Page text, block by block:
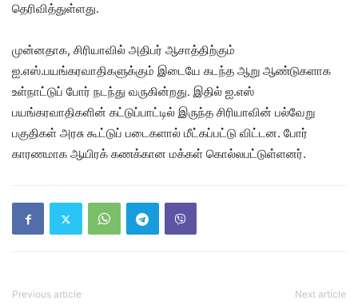
தெரிவித்துள்ளது.
முன்னதாக, சிரியாவில் அதிபர் ஆசாத்திற்கும்
ஐ.எஸ்.பயங்கரவாதிகளுக்கும் இடையே கடந்த ஆறு ஆண்டுகளாக
உள்நாட்டுப் போர் நடந்து வருகின்றது. இதில் ஐ.எஸ்
பயங்கரவாதிகளின் கட்டுப்பாட்டில் இருந்த சிரியாவின் பல்வேறு
பகுதிகள் அரசு கூட்டுப் படைகளால் மீட்கப்பட்டு விட்டன. போர்
காரணமாக ஆயிரக் கணக்கான மக்கள் கொல்லபட்டுள்ளனர்.
Previous article Next article